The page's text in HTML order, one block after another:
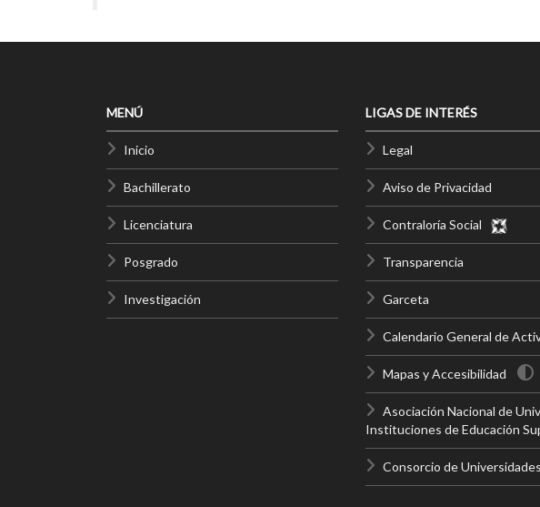
MENÚ
Inicio
Bachillerato
Licenciatura
Posgrado
Investigación
LIGAS DE INTERÉS
Legal
Aviso de Privacidad
Contraloría Social
Transparencia
Garceta
Calendario General de
Mapas y Accesibilidad
Asociación Nacional de
Instituciones de Educación
Consorcio de